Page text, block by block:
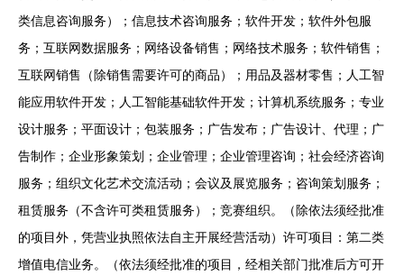
类信息咨询服务）；信息技术咨询服务；软件开发；软件外包服
务；互联网数据服务；网络设备销售；网络技术服务；软件销售；
互联网销售（除销售需要许可的商品）；用品及器材零售；人工智
能应用软件开发；人工智能基础软件开发；计算机系统服务；专业
设计服务；平面设计；包装服务；广告发布；广告设计、代理；广
告制作；企业形象策划；企业管理；企业管理咨询；社会经济咨询
服务；组织文化艺术交流活动；会议及展览服务；咨询策划服务；
租赁服务（不含许可类租赁服务）；竞赛组织。（除依法须经批准
的项目外，凭营业执照依法自主开展经营活动）许可项目：第二类
增值电信业务。（依法须经批准的项目，经相关部门批准后方可开